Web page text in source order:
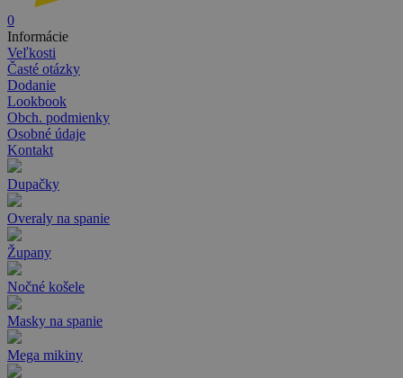
0
Informácie
Veľkosti
Časté otázky
Dodanie
Lookbook
Obch. podmienky
Osobné údaje
Kontakt
Dupačky
Overaly na spanie
Župany
Nočné košele
Masky na spanie
Mega mikiny